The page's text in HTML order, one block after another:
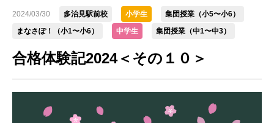
2024/03/30 多治見駅前校 小学生
集団授業（小5〜小6）
まなさぽ！（小1〜小6）
中学生 集団授業（中1〜中3）
合格体験記2024＜その１０＞